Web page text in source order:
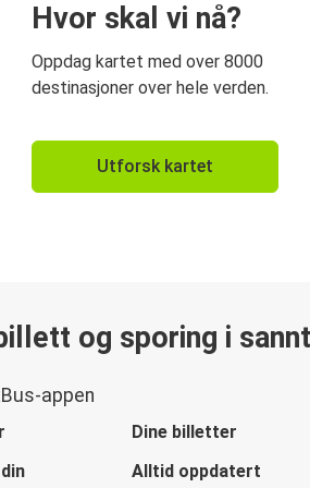
Hvor skal vi nå?
Oppdag kartet med over 8000
destinasjoner over hele verden.
Utforsk kartet
og sporing i
appen
Dine billetter
Alltid oppdatert